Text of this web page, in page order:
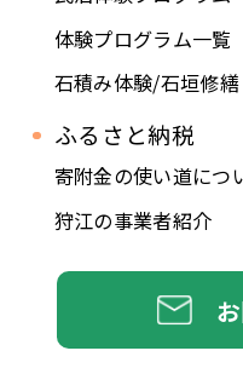
体験プログラム一覧
石積み体験/石垣修繕
ふるさと納税
寄附金の使い道につ
狩江の事業者紹介